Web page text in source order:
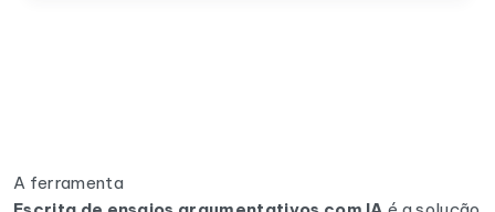
A ferramenta